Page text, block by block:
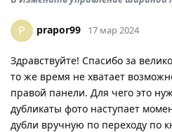
P prapor99 17 мар 2024
Здравствуйте! Спасибо за
то же время не хватает
правой панели. Для чего это
дубликаты фото наступает
дубли вручную по переходу по